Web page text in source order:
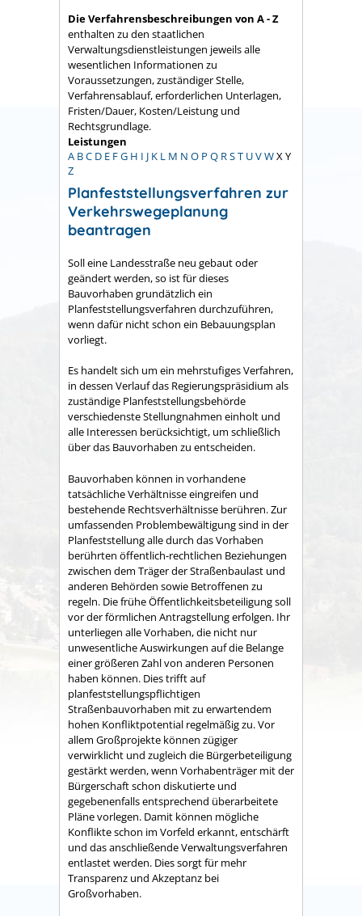
Die Verfahrensbeschreibungen von A - Z
enthalten zu den staatlichen
Verwaltungsdienstleistungen jeweils alle
wesentlichen Informationen zu
Voraussetzungen, zuständiger Stelle,
Verfahrensablauf, erforderlichen Unterlagen,
Fristen/Dauer, Kosten/Leistung und
Rechtsgrundlage.
Leistungen
A BC D E FG H I J K L M N O P Q RST UVWX Y
Z
Planfeststellungsverfahren zur
Verkehrswegeplanung
beantragen
Soll eine Landesstraße neu gebaut oder
geändert werden, so ist für dieses
Bauvorhaben grundätzlich ein
Planfeststellungsverfahren durchzuführen,
wenn dafür nicht schon ein Bebauungsplan
vorliegt.
Es handelt sich um ein mehrstufiges Verfahren,
in dessen Verlauf das Regierungspräsidium als
zuständige Planfeststellungsbehörde
verschiedenste Stellungnahmen einholt und
alle Interessen berücksichtigt, um schließlich
über das Bauvorhaben zu entscheiden.
Bauvorhaben können in vorhandene
tatsächliche Verhältnisse eingreifen und
bestehende Rechtsverhältnisse berühren. Zur
umfassenden Problembewältigung sind in der
Planfeststellung alle durch das Vorhaben
berührten öffentlich-rechtlichen Beziehungen
zwischen dem Träger der Straßenbaulast und
anderen Behörden sowie Betroffenen zu
regeln. Die frühe Öffentlichkeitsbeteiligung soll
vor der förmlichen Antragstellung erfolgen. Ihr
unterliegen alle Vorhaben, die nicht nur
unwesentliche Auswirkungen auf die Belange
einer größeren Zahl von anderen Personen
haben können. Dies trifft auf
planfeststellungspflichtigen
Straßenbauvorhaben mit zu erwartendem
hohen Konfliktpotential regelmäßig zu. Vor
allem Großprojekte können zügiger
verwirklicht und zugleich die Bürgerbeteiligung
gestärkt werden, wenn Vorhabenträger mit der
Bürgerschaft schon diskutierte und
gegebenenfalls entsprechend überarbeitete
Pläne vorlegen. Damit können mögliche
Konflikte schon im Vorfeld erkannt, entschärft
und das anschließende Verwaltungsverfahren
entlastet werden. Dies sorgt für mehr
Transparenz und Akzeptanz bei
Großvorhaben.